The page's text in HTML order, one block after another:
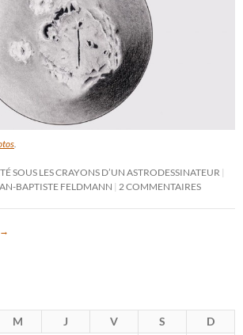
SOUS LES CRAYONS D’UN ASTRODESSINATEUR
BAPTISTE FELDMANN 2 COMMENTAIRES
→
M J V S
D